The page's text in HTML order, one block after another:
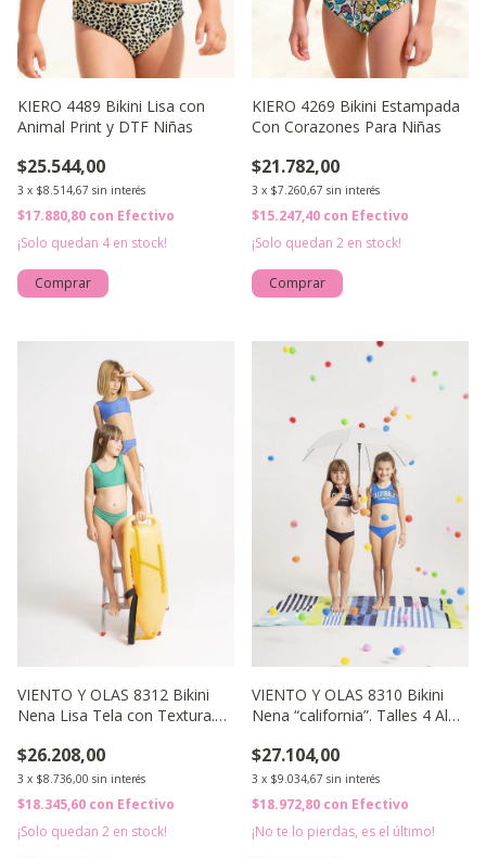
KIERO 4489 Bikini Lisa con
Animal Print y DTF Niñas
$25.544,00
3 x $8.514,67 sin interés
$17.880,80 con Efectivo
¡Solo quedan 4en stock!
Comprar
KIERO 4269 Bikini Estampada
Con Corazones Para Niñas
$21.782,00
3 x $7.260,67 sin interés
$15.247,40 con Efectivo
¡Solo quedan 2 en stock!
Comprar
VIENTO Y OLAS 8312 Bikini
Nena Lisa Tela con Textura.
$26.208,00
3 x $8.736,00 sin interés
$18.345,60 con Efectivo
¡Solo quedan 2 en stock!
VIENTO Y OLAS 8310 Bikini
Nena “california”. Talles 4 Al
$27.104,00
3 x $9.034,67 sin interés
$18.972,80 con Efectivo
¡No te lo pierdas, es el último!